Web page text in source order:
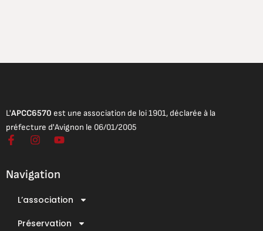
L'APCC6570 est une association de loi 1901, déclarée à la
préfecture d'Avignon le 06/01/2005
F
e
b
I
t
a
r
m
Y
t
u
e
Navigation
L’association
Préservation
Mentions légales
Conditions Générales de Vente